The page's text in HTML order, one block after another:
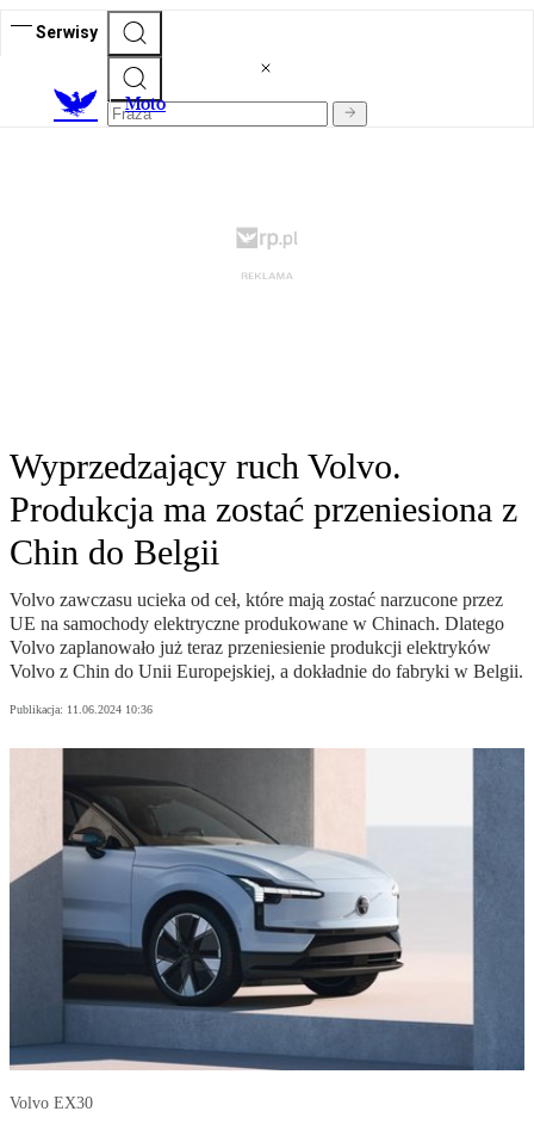
Serwisy
Moto
Wyprzedzający ruch Volvo.
Produkcja ma zostać przeniesiona z
Chin do Belgii
Volvo zawczasu ucieka od ceł, które mają zostać narzucone przez
UE na samochody elektryczne produkowane w Chinach. Dlatego
Volvo zaplanowało już teraz przeniesienie produkcji elektryków
Volvo z Chin do Unii Europejskiej, a dokładnie do fabryki w Belgii.
Publikacja: 11.06.2024 10:36
Volvo EX30